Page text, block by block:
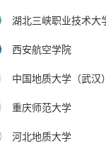
湖北三峡职业技术大
西安航空学院
中国地质大学（武汉）
重庆师范大学
河北地质大学